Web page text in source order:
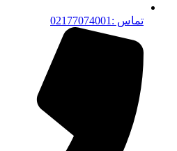
تماس :02177074001